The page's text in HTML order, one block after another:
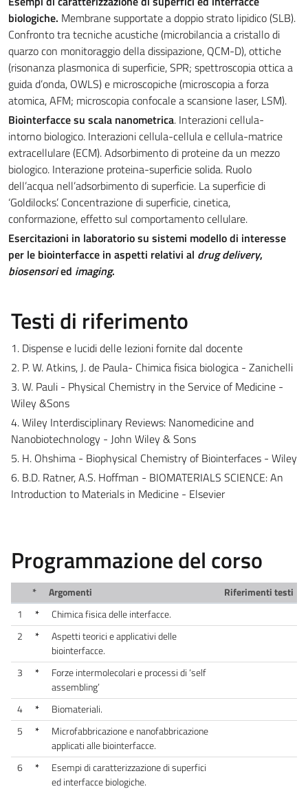
biologiche. Membrane supportate a doppio strato lipidico (SLB).
Confronto tra tecniche acustiche (microbilancia a cristallo di
quarzo con monitoraggio della dissipazione, QCM-D), ottiche
(risonanza plasmonica di superficie, SPR; spettroscopia ottica a
guida d’onda, OWLS) e microscopiche (microscopia a forza
atomica, AFM; microscopia confocale a scansione laser, LSM).
Biointerfacce su scala nanometrica. Interazioni cellula-
intorno biologico. Interazioni cellula-cellula e cellula-matrice
extracellulare (ECM). Adsorbimento di proteine da un mezzo
biologico. Interazione proteina-superficie solida. Ruolo
dell’acqua nell’adsorbimento di superficie. La superficie di
‘Goldilocks’. Concentrazione di superficie, cinetica,
conformazione, effetto sul comportamento cellulare.
Esercitazioni in laboratorio su sistemi modello di interesse
per le biointerfacce in aspetti relativi al drug delivery,
biosensoried imaging.
Testi di riferimento
1. Dispense e lucidi delle lezioni fornite dal docente
2. P. W. Atkins, J. de Paula- Chimica fisica biologica - Zanichelli
3. W. Pauli - Physical Chemistry in the Service of Medicine -
Wiley &Sons
4. Wiley Interdisciplinary Reviews: Nanomedicine and
Nanobiotechnology - John Wiley & Sons
5. H. Ohshima - Biophysical Chemistry of Biointerfaces - Wiley
6. B.D. Ratner, A.S. Hoffman - BIOMATERIALS SCIENCE: An
Introduction to Materials in Medicine - Elsevier
Programmazione del corso
* Argomenti
Riferimenti testi
1
*
Chimica fisica delle interfacce.
2
*
Aspetti teorici e applicativi delle
biointerfacce.
3
*
Forze intermolecolari e processi di ‘self
assembling’
4
*
Biomateriali.
5
*
Microfabbricazione e nanofabbricazione
applicati alle biointerfacce.
6
*
Esempi di caratterizzazione di superfici
ed interfacce biologiche.